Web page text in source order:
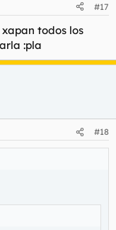
#17
todos los
:pla
#18